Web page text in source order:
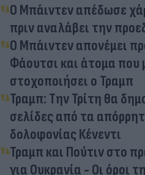
Ο Μπάιντεν απέδωσε
πριν αναλάβει την
Ο Μπάιντεν απονέμει
Φάουτσι και άτομα που
στοχοποιήσει ο Τραμπ
Τραμπ: Την Τρίτη θα
σελίδες από τα
δολοφονίας Κένεντι
Τραμπ και Πούτιν στο
για Ουκρανία - Οι όροι